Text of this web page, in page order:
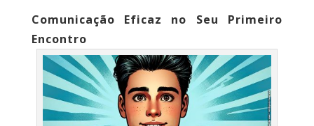
Comunicação Eficaz no Seu Primeiro
Encontro